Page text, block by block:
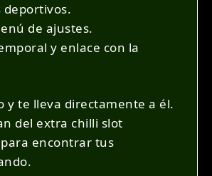
de ajustes.
y enlace con la
y te lleva directamente a él.
del extra chilli slot
encontrar tus